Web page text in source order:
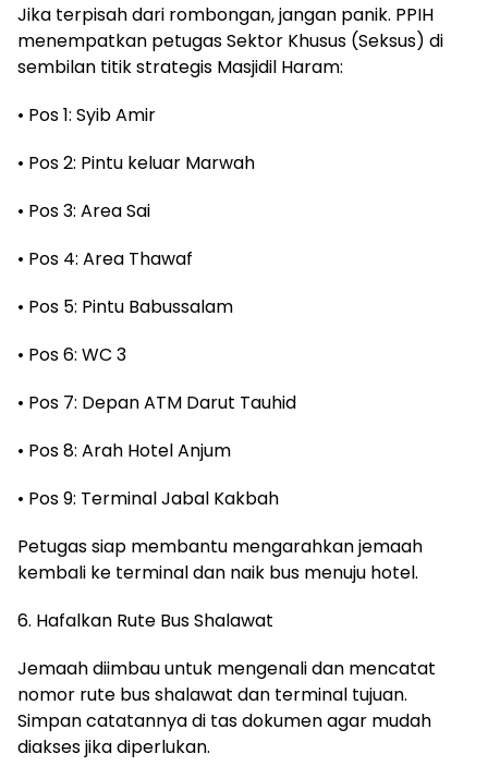
Jika terpisah dari rombongan, jangan panik. PPIH
menempatkan petugas Sektor Khusus (Seksus) di
sembilan titik strategis Masjidil Haram:
• Pos 1: Syib Amir
• Pos 2: Pintu keluar Marwah
• Pos 3: Area Sai
• Pos 4: Area Thawaf
• Pos 5: Pintu Babussalam
• Pos 6: WC 3
• Pos 7: Depan ATM Darut Tauhid
• Pos 8: Arah Hotel Anjum
• Pos 9: Terminal Jabal Kakbah
Petugas siap membantu mengarahkan jemaah
kembali ke terminal dan naik bus menuju hotel.
6. Hafalkan Rute Bus Shalawat
Jemaah diimbau untuk mengenali dan mencatat
nomor rute bus shalawat dan terminal tujuan.
Simpan catatannya di tas dokumen agar mudah
diakses jika diperlukan.